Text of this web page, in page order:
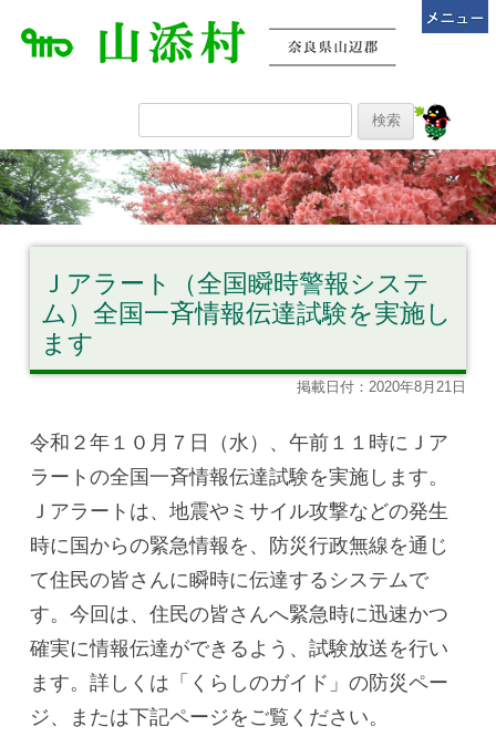
Ｊアラート（全国瞬時警報システ
ム）全国一斉情報伝達試験を実施し
ます
掲載日付：2020年8月21日
令和２年１０月７日（水）、午前１１時にＪア
ラートの全国一斉情報伝達試験を実施します。
Ｊアラートは、地震やミサイル攻撃などの発生
時に国からの緊急情報を、防災行政無線を通じ
て住民の皆さんに瞬時に伝達するシステムで
す。今回は、住民の皆さんへ緊急時に迅速かつ
確実に情報伝達ができるよう、試験放送を行い
ます。詳しくは「くらしのガイド」の防災ペー
ジ、または下記ページをご覧ください。